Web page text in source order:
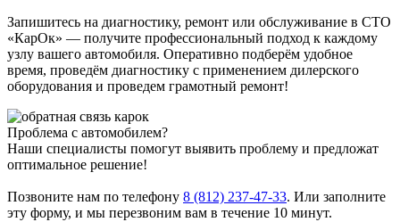
Запишитесь на диагностику, ремонт или обслуживание в СТО
«КарОк» — получите профессиональный подход к каждому
узлу вашего автомобиля. Оперативно подберём удобное
время, проведём диагностику с применением дилерского
оборудования и проведем грамотный ремонт!
Проблема с автомобилем?
Наши специалисты помогут выявить проблему и предложат
оптимальное решение!
Позвоните нам по телефону 8 (812) 237-47-33. Или заполните
эту форму, и мы перезвоним вам в течение 10 минут.